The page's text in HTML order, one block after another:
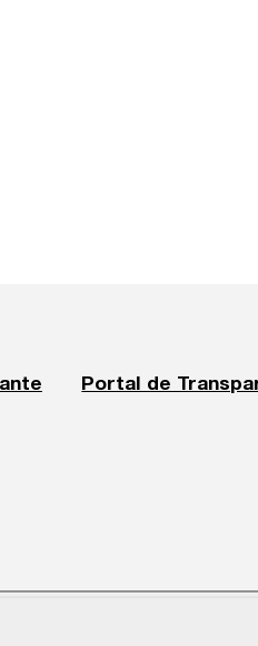
Portal de